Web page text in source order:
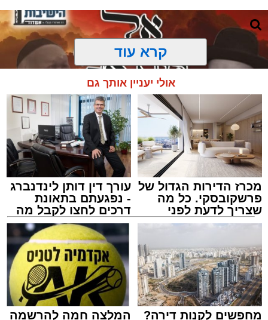
מעגלים
מנהל האתר / 20:31 06.08.26
קרא עוד
אולי יעניין אותך גם
מכרז הדירות הגדול של
פרשקובסקי. כל מה
שצריך לדעת לפני
שמגישים הצעה לדירה
עורך דין דותן לינדנברג
- נפגעתם בתאונת
דרכים לחצו לקבל מה
שמגיע לכם
מחפשים לקנות דירה? המלצה חמה להרשמה